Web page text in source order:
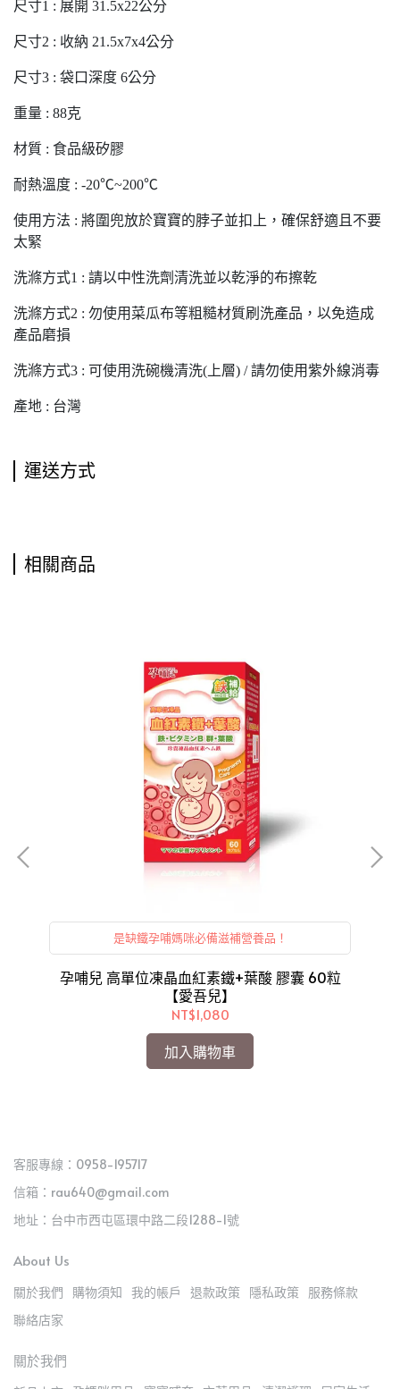
尺寸1 : 展開 31.5x22公分
尺寸2 : 收納 21.5x7x4公分
尺寸3 : 袋口深度 6公分
重量 : 88克
材質 : 食品級矽膠
耐熱溫度 : -20℃~200℃
使用方法 : 將圍兜放於寶寶的脖子並扣上，確保舒適且不要
太緊
洗滌方式1 : 請以中性洗劑清洗並以乾淨的布擦乾
洗滌方式2 : 勿使用菜瓜布等粗糙材質刷洗產品，以免造成
產品磨損
洗滌方式3 : 可使用洗碗機清洗(上層) / 請勿使用紫外線消毒
產地 : 台灣
運送方式
相關商品
是缺鐵孕哺媽咪必備滋補營養品！
孕哺兒 高單位凍晶血紅素鐵+葉酸 膠囊 60粒
【愛吾兒】
NT$1,080
加入購物車
客服專線：0958-195717
信箱：rau640@gmail.com
地址：台中市西屯區環中路二段1288-1號
About Us
關於我們 購物須知 我的帳戶 退款政策 隱私政策 服務條款
聯絡店家
關於我們